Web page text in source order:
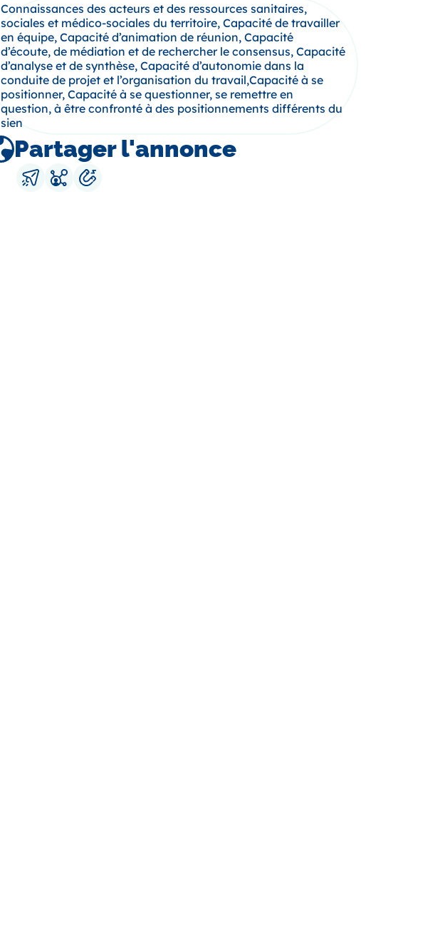
Connaissances des acteurs et des ressources sanitaires,
sociales et médico-sociales du territoire, Capacité de travailler
en équipe, Capacité d’animation de réunion, Capacité
d’écoute, de médiation et de rechercher le consensus, Capacité
d’analyse et de synthèse, Capacité d’autonomie dans la
conduite de projet et l’organisation du travail,Capacité à se
positionner, Capacité à se questionner, se remettre en
question, à être confronté à des positionnements différents du
sien
Partager l'annonce